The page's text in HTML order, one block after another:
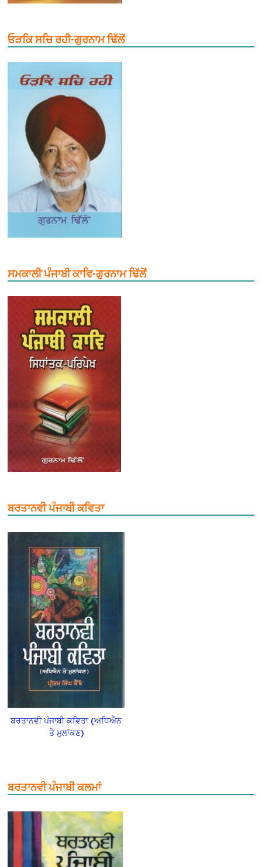
ਓੜਕਿ ਸਚਿ ਰਹੀ-ਗੁਰਨਾਮ ਢਿੱਲੋਂ
ਸਮਕਾਲੀ ਪੰਜਾਬੀ ਕਾਵਿ-ਗੁਰਨਾਮ ਢਿੱਲੋਂ
ਬਰਤਾਨਵੀ ਪੰਜਾਬੀ ਕਵਿਤਾ
ਬਰਤਾਨਵੀ ਪੰਜਾਬੀ ਕਵਿਤਾ (ਅਧਿਐਨ
ਤੇ ਮੁਲਾਂਕਣ)
ਬਰਤਾਨਵੀ ਪੰਜਾਬੀ ਕਲਮਾਂ